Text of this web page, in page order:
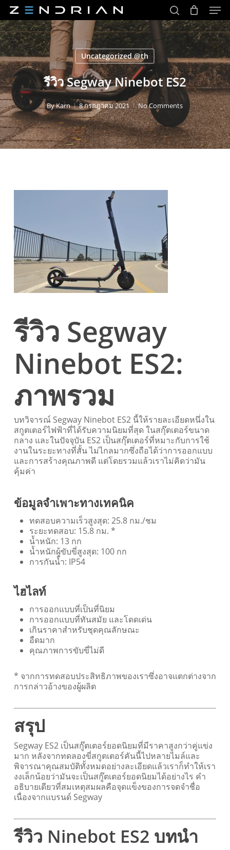
Skip
main
content
search
Uncategorized @th
รีวิว Segway Ninebot ES2
ByKarn 8 กรกฎาคม 2021 No Comments
รีวิว Segway
Ninebot ES2:
ภาพรวม
บทวิจารณ์ Segway Ninebot ES2 นี้ให้รายละเอียดหนึ่งใน
สกูตเตอร์ไฟฟ้าที่ได้รับความนิยมที่สุด ในสกุ๊ตเตอร์ขนาด
กลาง และในปัจจุบัน ES2 เป็นสกุ๊ตเตอร์ที่หมาะกับการใช้
งานในระยะทางที่สั้น ไม่ไกลมากซึ่งถือได้ว่าการออกแบบ
และการสร้างคุณภาพดี แต่โดยรวมแล้วเราไม่คิดว่ามัน
คุ้มค่า
ข้อมูลจำเพาะทางเทคนิค
ทดสอบความเร็วสูงสุด: 25.8 กม./ชม
ระยะทดสอบ: 15.8 กม. *
น้ำหนัก: 13 กก
น้ำหนักผู้ขับขี่สูงสุด: 100 กก
การกันน้ำ: IP54
ไฮไลท์
การออกแบบที่เป็นที่นิยม
การออกแบบที่ทันสมัย และโดดเด่น
เกินราคาสำหรับชุดคุณลักษณะ
อืดมาก
คุณภาพการขับขี่ไม่ดี
* จากการทดสอบประสิทธิภาพของเราซึ่งอาจแตกต่างจาก
การกล่าวอ้างของผู้ผลิต
สรุป
Segway ES2 เป็นสกู๊ตเตอร์ยอดนิยมที่มีราคาสูงกว่าคู่แข่ง
มาก หลังจากทดลองขี่สกูตเตอร์คันนี้ไปหลายไมล์และ
พิจารณาคุณสมบัติทั้งหมดอย่างละเอียดแล้วเราก็ทำให้เรา
งงเล็กน้อยว่ามันจะเป็นสกู๊ตเตอร์ยอดนิยมได้อย่างไร คำ
อธิบายเดียวที่สมเหตุสมผลคือจุดแข็งของการจดจำชื่อ
เนื่องจากแบรนด์ Segway
รีวิว Ninebot ES2 บทนำ
Close
Menu